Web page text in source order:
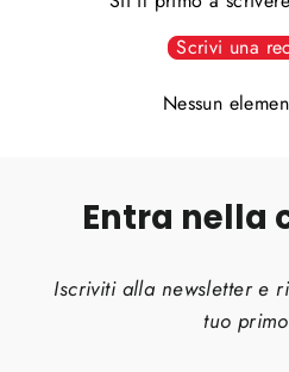
Scrivi una
Nessun
Entra nella
Iscriviti alla newsletter e
tuo